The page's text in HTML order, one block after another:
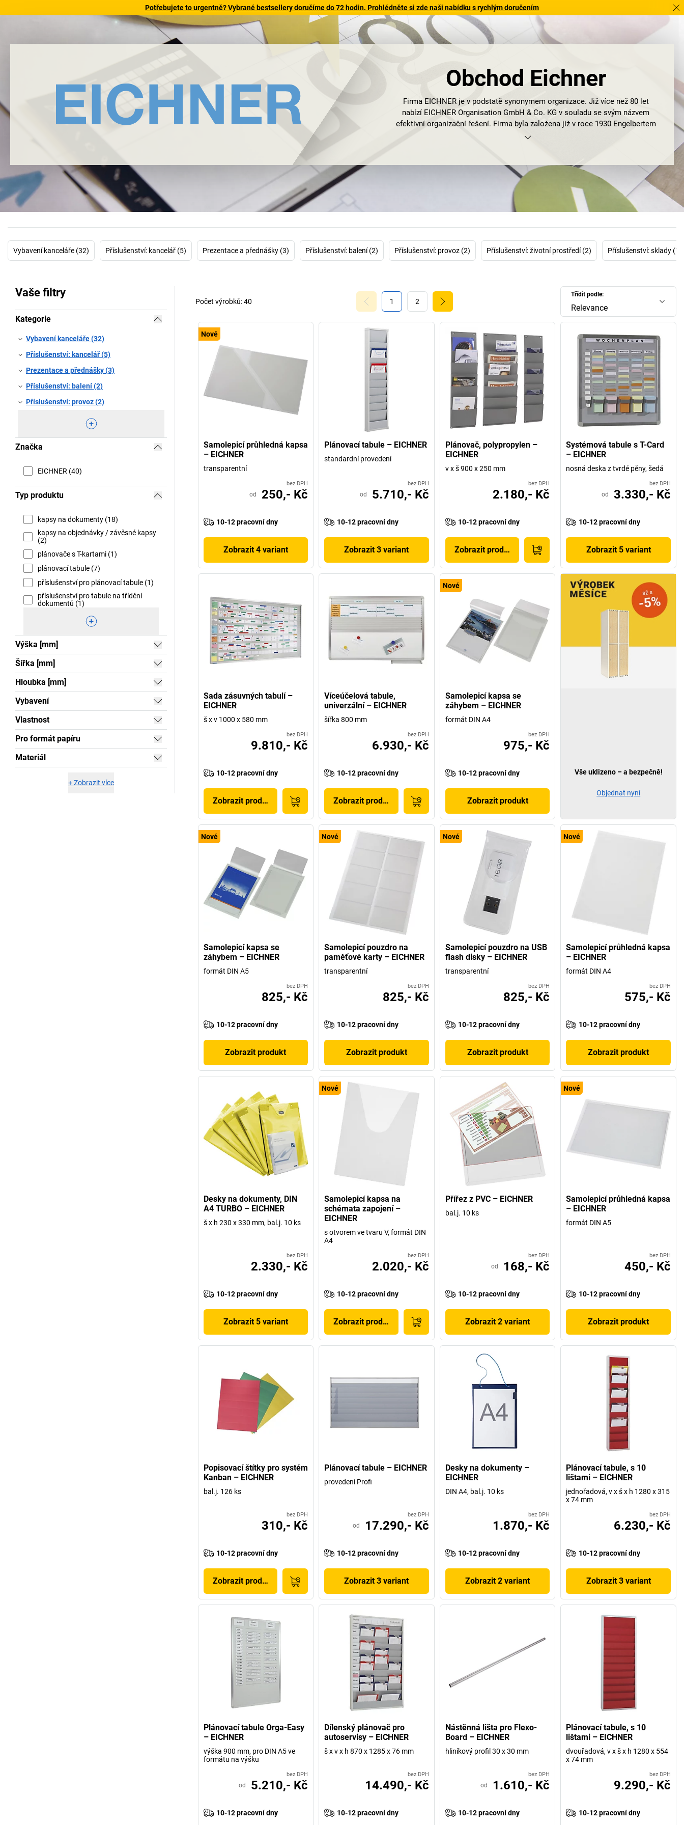
Potřebujete to urgentně? Vybrané bestsellery doručíme do 72 hodin. Prohlédněte si zde naši nabídku s rychlým doručením
Obchod Eichner
Firma EICHNER je v podstatě synonymem organizace. Již více než 80 let
nabízí EICHNER Organisation GmbH & Co. KG v souladu se svým názvem
efektivní organizační řešení. Firma byla založena již v roce 1930 Engelbertem
Eichnerem a jejími tehdejšími hlavními obory činnosti byly organizace,
následujících desetiletích mnoho nezměnilo. Nejen díky oživení německé
ekonomiky po 2. světové válce, ale především díky moudrým rozhodnutím,
průkopnickým inovacím a četným podílnictvím a převzetím doma i v zahraničí
se firma EICHNER stala tím, čím je dnes: moderní společností orientovanou
na budoucnost, která zaměstnává více než 200 zaměstnanců v sídle mateřské
Co všechno firma EICHNER nabízí? Je toho hodně…plánování EICHNER pro
dílnyneboplánování EICHNER pro stroje: u firmy EICHNER se všechno točí
Vybavení kanceláře (32) Příslušenství: kancelář (5) Prezentace a přednášky (3) Příslušenství: balení (2) Příslušenství: provoz (2) Příslušenství: životní prostředí (2) Příslušenství: sklady (1)
Vaše filtry
Kategorie
Vybavení kanceláře (32)
Příslušenství: kancelář (5)
Prezentace a přednášky (3)
Příslušenství: balení (2)
Příslušenství: provoz (2)
Značka
EICHNER (40)
Typ produktu
kapsy na dokumenty (18)
kapsy na objednávky / závěsné kapsy
(2)
plánovače s T-kartami (1)
plánovací tabule (7)
příslušenství pro plánovací tabule (1)
příslušenství pro tabule na třídění
dokumentů (1)
Výška [mm]
Šířka [mm]
Hloubka [mm]
Vybavení
Vlastnost
Pro formát papíru
Materiál
+Zobrazit více
Třídit podle:
Relevance
1 2
Počet výrobků:40
Nové
Samolepicí průhledná kapsa
– EICHNER
transparentní
bez DPH
od 250,- Kč
10-12 pracovní dny
Zobrazit 4 variant
Plánovací tabule – EICHNER
standardní provedení
bez DPH
od 5.710,- Kč
10-12 pracovní dny
Zobrazit 3 variant
Plánovač, polypropylen –
EICHNER
v x š 900 x 250 mm
bez DPH
2.180,- Kč
10-12 pracovní dny
Zobrazit produkt
Systémová tabule s T-Card
– EICHNER
nosná deska z tvrdé pěny, šedá
bez DPH
od 3.330,- Kč
10-12 pracovní dny
Zobrazit 5 variant
Sada zásuvných tabulí –
EICHNER
š x v 1000 x 580 mm
bez DPH
9.810,- Kč
10-12 pracovní dny
Zobrazit produkt
Víceúčelová tabule,
univerzální – EICHNER
šířka 800 mm
bez DPH
6.930,- Kč
10-12 pracovní dny
Zobrazit produkt
Nové
Samolepicí kapsa se
záhybem – EICHNER
formát DIN A4
bez DPH
975,- Kč
10-12 pracovní dny
Zobrazit produkt
Nové
Samolepicí kapsa se
záhybem – EICHNER
formát DIN A5
bez DPH
825,- Kč
10-12 pracovní dny
Zobrazit produkt
Nové
Samolepicí pouzdro na
paměťové karty – EICHNER
transparentní
bez DPH
825,- Kč
10-12 pracovní dny
Zobrazit produkt
Nové
Samolepicí pouzdro na USB
flash disky – EICHNER
transparentní
bez DPH
825,- Kč
10-12 pracovní dny
Zobrazit produkt
Nové
Samolepicí průhledná kapsa
– EICHNER
formát DIN A4
bez DPH
575,- Kč
10-12 pracovní dny
Zobrazit produkt
Desky na dokumenty, DIN
A4 TURBO – EICHNER
š x h 230 x 330 mm, bal.j. 10 ks
bez DPH
2.330,- Kč
10-12 pracovní dny
Zobrazit 5 variant
Nové
Samolepicí kapsa na
schémata zapojení –
EICHNER
s otvorem ve tvaru V, formát DIN
A4
bez DPH
2.020,- Kč
10-12 pracovní dny
Zobrazit produkt
Přířez z PVC – EICHNER
bal.j. 10 ks
bez DPH
od 168,- Kč
10-12 pracovní dny
Zobrazit 2 variant
Nové
Samolepicí průhledná kapsa
– EICHNER
formát DIN A5
bez DPH
450,- Kč
10-12 pracovní dny
Zobrazit produkt
Popisovací štítky pro systém
Kanban – EICHNER
bal.j. 126 ks
bez DPH
310,- Kč
10-12 pracovní dny
Zobrazit produkt
Plánovací tabule – EICHNER
provedení Profi
bez DPH
od 17.290,- Kč
10-12 pracovní dny
Zobrazit 3 variant
Desky na dokumenty –
EICHNER
DIN A4, bal.j. 10 ks
bez DPH
1.870,- Kč
10-12 pracovní dny
Zobrazit 2 variant
Plánovací tabule, s 10
lištami – EICHNER
jednořadová, v x š x h 1280 x 315
x 74 mm
bez DPH
6.230,- Kč
10-12 pracovní dny
Zobrazit 3 variant
Plánovací tabule Orga-Easy
– EICHNER
výška 900 mm, pro DIN A5 ve
formátu na výšku
bez DPH
od 5.210,- Kč
10-12 pracovní dny
Dílenský plánovač pro
autoservisy – EICHNER
š x v x h 870 x 1285 x 76 mm
bez DPH
14.490,- Kč
10-12 pracovní dny
Nástěnná lišta pro Flexo-
Board – EICHNER
hliníkový profil 30 x 30 mm
bez DPH
od 1.610,- Kč
10-12 pracovní dny
Plánovací tabule, s 10
lištami – EICHNER
dvouřadová, v x š x h 1280 x 554
x 74 mm
bez DPH
9.290,- Kč
10-12 pracovní dny
Vše uklizeno – a bezpečně!
Objednat nyní